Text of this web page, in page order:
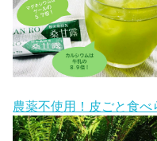
農薬不使用！皮ごと食